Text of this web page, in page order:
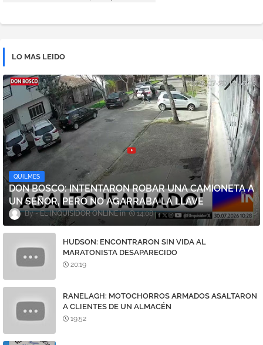
LO MAS LEIDO
QUILMES
DON BOSCO: INTENTARON ROBAR UNA CAMIONETA A
UN SEÑOR, PERO NO AGARRABA LA LLAVE
EL INQUISIDOR ONLINE 14:08
HUDSON: ENCONTRARON SIN VIDA AL
MARATONISTA DESAPARECIDO
20:19
RANELAGH: MOTOCHORROS ARMADOS ASALTARON
A CLIENTES DE UN ALMACÉN
19:52